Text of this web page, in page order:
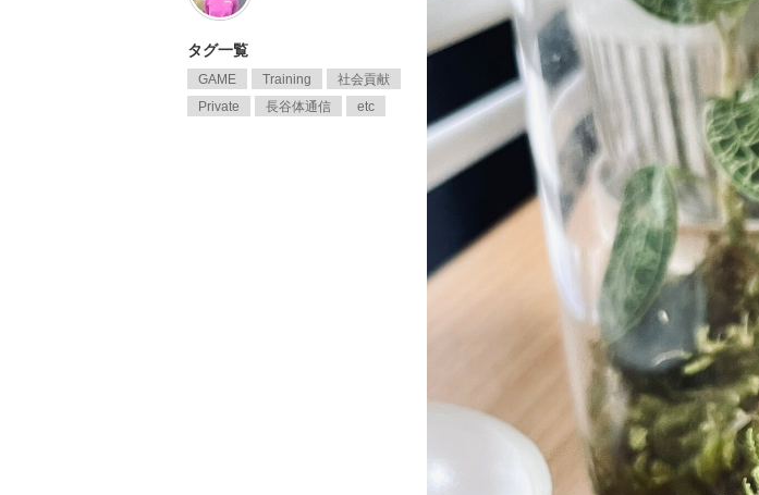
タグ一覧
GAME Training
社会貢献
Private
長谷体通信 etc